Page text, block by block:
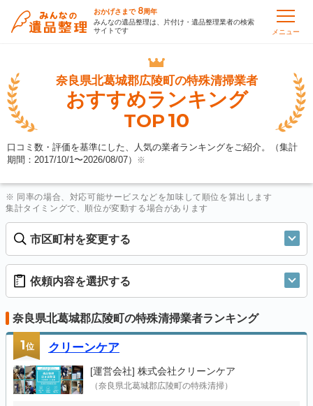
おかげさまで 8周年
みんなの遺品整理は、片付け・遺品整理業者の検索
サイトです
メニュー
奈良県北葛城郡広陵町の特殊清掃業者
おすすめランキング
TOP10
口コミ数・評価を基準にした、人気の業者ランキングをご紹介。（集計
期間：2017/10/1〜2026/08/07） ※
※ 同率の場合、対応可能サービスなどを加味して順位を算出します
集計タイミングで、順位が変動する場合があります
市区町村を変更する
依頼内容を選択する
奈良県北葛城郡広陵町の特殊清掃業者ランキング
1位 クリーンケア
[運営会社] 株式会社クリーンケア
（奈良県北葛城郡広陵町の特殊清掃）